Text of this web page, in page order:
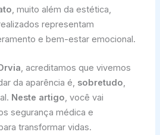
, muito além da estética,
representam
e bem-estar emocional.
, acreditamos que vivemos
da aparência é, sobretudo,
Neste artigo, você vai
segurança médica e
transformar vidas.